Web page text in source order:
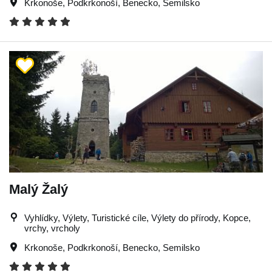
Krkonoše, Podkrkonoší, Benecko, Semilsko
Malý Žalý
Vyhlídky, Výlety, Turistické cíle, Výlety do přírody, Kopce,
vrchy, vrcholy
Krkonoše, Podkrkonoší, Benecko, Semilsko